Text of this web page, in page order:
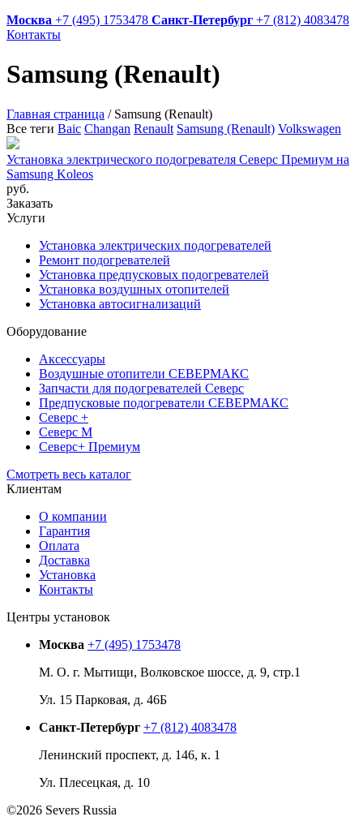
Москва +7 (495) 1753478 Санкт-Петербург +7 (812) 4083478
Контакты
Samsung (Renault)
Главная страница / Samsung (Renault)
Все теги Baic Changan Renault Samsung (Renault) Volkswagen
Установка электрического подогревателя Северс Премиум на
Samsung Koleos
руб.
Заказать
Услуги
Установка электрических подогревателей
Ремонт подогревателей
Установка предпусковых подогревателей
Установка воздушных отопителей
Установка автосигнализаций
Оборудование
Аксессуары
Воздушные отопители СЕВЕРМАКС
Запчасти для подогревателей Северс
Предпусковые подогреватели СЕВЕРМАКС
Северс +
Северс М
Северс+ Премиум
Смотреть весь каталог
Клиентам
О компании
Гарантия
Оплата
Доставка
Установка
Контакты
Центры установок
Москва +7 (495) 1753478
М. О. г. Мытищи, Волковское шоссе, д. 9, стр.1
Ул. 15 Парковая, д. 46Б
Санкт-Петербург +7 (812) 4083478
Ленинский проспект, д. 146, к. 1
Ул. Плесецкая, д. 10
©2026 Severs Russia